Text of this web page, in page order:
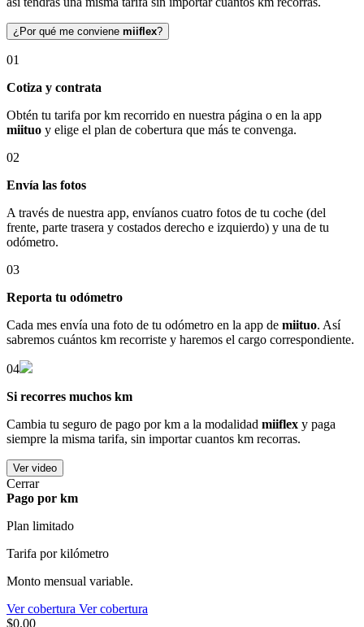
¿Por qué me conviene miiflex?
01
Cotiza y contrata
Obtén tu tarifa por km recorrido en nuestra página o en la app
miituo y elige el plan de cobertura que más te convenga.
02
Envía las fotos
A través de nuestra app, envíanos cuatro fotos de tu coche (del
frente, parte trasera y costados derecho e izquierdo) y una de tu
odómetro.
03
Reporta tu odómetro
Cada mes envía una foto de tu odómetro en la app de miituo. Así
sabremos cuántos km recorriste y haremos el cargo correspondiente.
04
Si recorres muchos km
Cambia tu seguro de pago por km a la modalidad miiflex y paga
siempre la misma tarifa, sin importar cuantos km recorras.
Ver video
Cerrar
Pago por km
Plan limitado
Tarifa por kilómetro
Monto mensual variable.
Ver cobertura Ver cobertura
$0.00